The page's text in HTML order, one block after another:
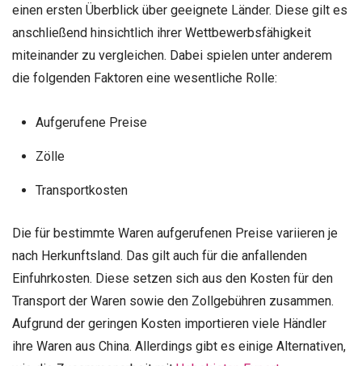
einen ersten Überblick über geeignete Länder. Diese gilt es
anschließend hinsichtlich ihrer Wettbewerbsfähigkeit
miteinander zu vergleichen. Dabei spielen unter anderem
die folgenden Faktoren eine wesentliche Rolle:
Aufgerufene Preise
Zölle
Transportkosten
Die für bestimmte Waren aufgerufenen Preise variieren je
nach Herkunftsland. Das gilt auch für die anfallenden
Einfuhrkosten. Diese setzen sich aus den Kosten für den
Transport der Waren sowie den Zollgebühren zusammen.
Aufgrund der geringen Kosten importieren viele Händler
ihre Waren aus China. Allerdings gibt es einige Alternativen,